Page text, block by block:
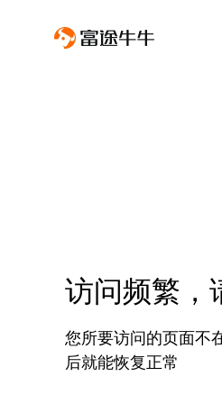
访问频繁，
您所要访问的页面不
后就能恢复正常